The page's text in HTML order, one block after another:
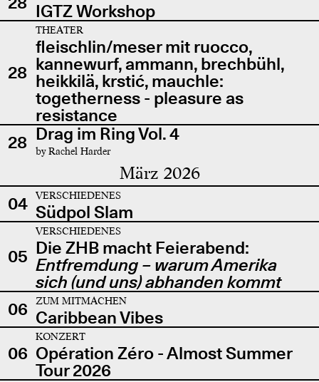
IGTZ Workshop
28
THEATER
fleischlin/meser mit ruocco,
kannewurf, ammann, brechbühl,
heikkilä, krstić, mauchle:
togetherness - pleasure as
resistance
28 Drag im Ring Vol. 4
by Rachel Harder
März 2026
04 VERSCHIEDENES
Südpol Slam
05
VERSCHIEDENES
Die ZHB macht Feierabend:
Entfremdung – warum Amerika
sich (und uns) abhanden kommt
06
ZUM MITMACHEN
Caribbean Vibes
06
KONZERT
Opération Zéro - Almost Summer
Tour 2026